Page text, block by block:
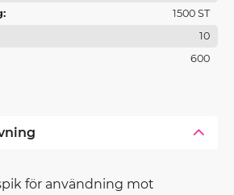
1500 ST
10
600
för användning mot